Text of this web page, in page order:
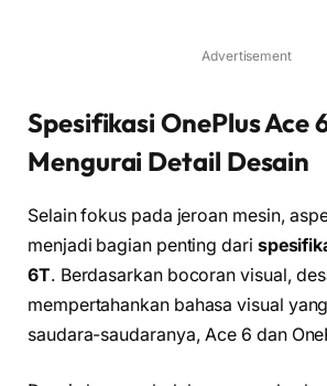
Advertisement
Spesifikasi OnePlus Ace
Mengurai Detail Desain
Selain fokus pada jeroan mesin,
menjadi bagian penting dari
6T. Berdasarkan bocoran visual,
mempertahankan bahasa visual
saudara-saudaranya, Ace 6 dan